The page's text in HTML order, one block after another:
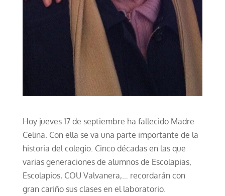
Hoy jueves 17 de septiembre ha fallecido Madre
Celina. Con ella se va una parte importante de la
historia del colegio. Cinco décadas en las que
varias generaciones de alumnos de Escolapias,
Escolapios, COU Valvanera,… recordarán con
gran cariño sus clases en el laboratorio.